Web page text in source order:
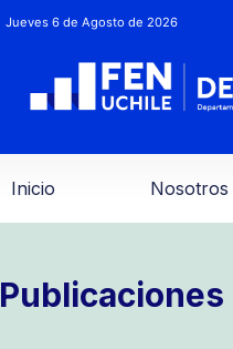
Jueves 6 de Agosto de 2026
Inicio Nosotros
Publicaciones